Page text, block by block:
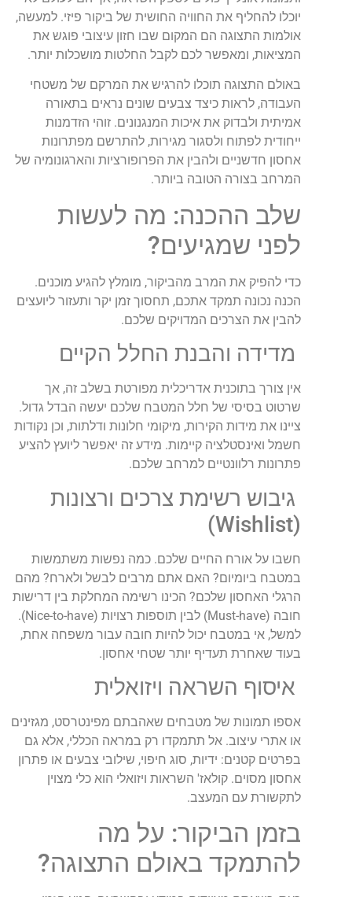
יוכלו להחליף את החוויה החושית של ביקור פיזי. למעשה,
אולמות התצוגה הם המקום שבו חזון עיצובי פוגש את
המציאות, ומאפשר לכם לקבל החלטות מושכלות יותר.
באולם התצוגה תוכלו להרגיש את המרקם של משטחי
העבודה, לראות כיצד צבעים שונים נראים בתאורה
אמיתית ולבדוק את איכות המנגנונים. זוהי הזדמנות
ייחודית לפתוח ולסגור מגירות, להתרשם מפתרונות
אחסון חדשניים ולהבין את הפרופורציות והארגונומיה של
המרחב בצורה הטובה ביותר.
שלב ההכנה: מה לעשות
לפני שמגיעים?
כדי להפיק את המרב מהביקור, מומלץ להגיע מוכנים.
הכנה נכונה תמקד אתכם, תחסוך זמן יקר ותעזור ליועצים
להבין את הצרכים המדויקים שלכם.
מדידה והבנת החלל הקיים
אין צורך בתוכנית אדריכלית מפורטת בשלב זה, אך
שרטוט בסיסי של חלל המטבח שלכם יעשה הבדל גדול.
ציינו את מידות הקירות, מיקומי חלונות ודלתות, וכן נקודות
חשמל ואינסטלציה קיימות. מידע זה יאפשר ליועץ להציע
פתרונות רלוונטיים למרחב שלכם.
גיבוש רשימת צרכים ורצונות
(Wishlist)
חשבו על אורח החיים שלכם. כמה נפשות משתמשות
במטבח ביומיום? האם אתם מרבים לבשל ולארח? מהם
הרגלי האחסון שלכם? הכינו רשימה המחלקת בין דרישות
חובה (Must-have) לבין תוספות רצויות (Nice-to-have).
למשל, אי במטבח יכול להיות חובה עבור משפחה אחת,
בעוד שאחרת תעדיף יותר שטחי אחסון.
איסוף השראה ויזואלית
אספו תמונות של מטבחים שאהבתם מפינטרסט, מגזינים
או אתרי עיצוב. אל תתמקדו רק במראה הכללי, אלא גם
בפרטים קטנים: ידיות, סוג חיפוי, שילובי צבעים או פתרון
אחסון מסוים. קולאז' השראות ויזואלי הוא כלי מצוין
לתקשורת עם המעצב.
בזמן הביקור: על מה
להתמקד באולם התצוגה?